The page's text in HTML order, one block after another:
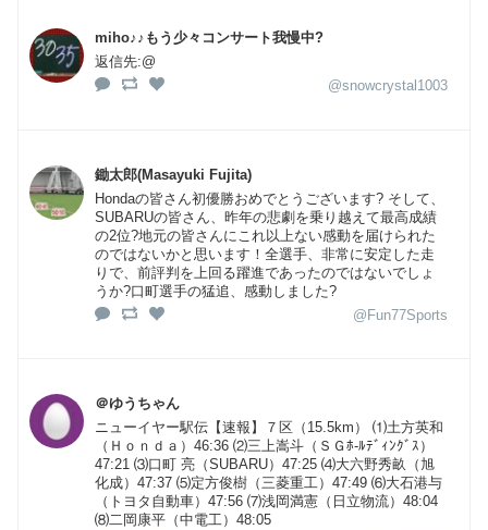
miho♪♪もう少々コンサート我慢中?
返信先:@
@snowcrystal1003
鋤太郎(Masayuki Fujita)
Hondaの皆さん初優勝おめでとうございます? そして、
SUBARUの皆さん、昨年の悲劇を乗り越えて最高成績
の2位?地元の皆さんにこれ以上ない感動を届けられた
のではないかと思います！全選手、非常に安定した走
りで、前評判を上回る躍進であったのではないでしょ
うか?口町選手の猛追、感動しました?
@Fun77Sports
＠ゆうちゃん
ニューイヤー駅伝【速報】７区（15.5km） ⑴土方英和
（Ｈｏｎｄａ）46:36 ⑵三上嵩斗（ＳＧﾎ-ﾙﾃﾞｨﾝｸﾞｽ）
47:21 ⑶口町 亮（SUBARU）47:25 ⑷大六野秀畝（旭
化成）47:37 ⑸定方俊樹（三菱重工）47:49 ⑹大石港与
（トヨタ自動車）47:56 ⑺浅岡満憲（日立物流）48:04
⑻二岡康平（中電工）48:05